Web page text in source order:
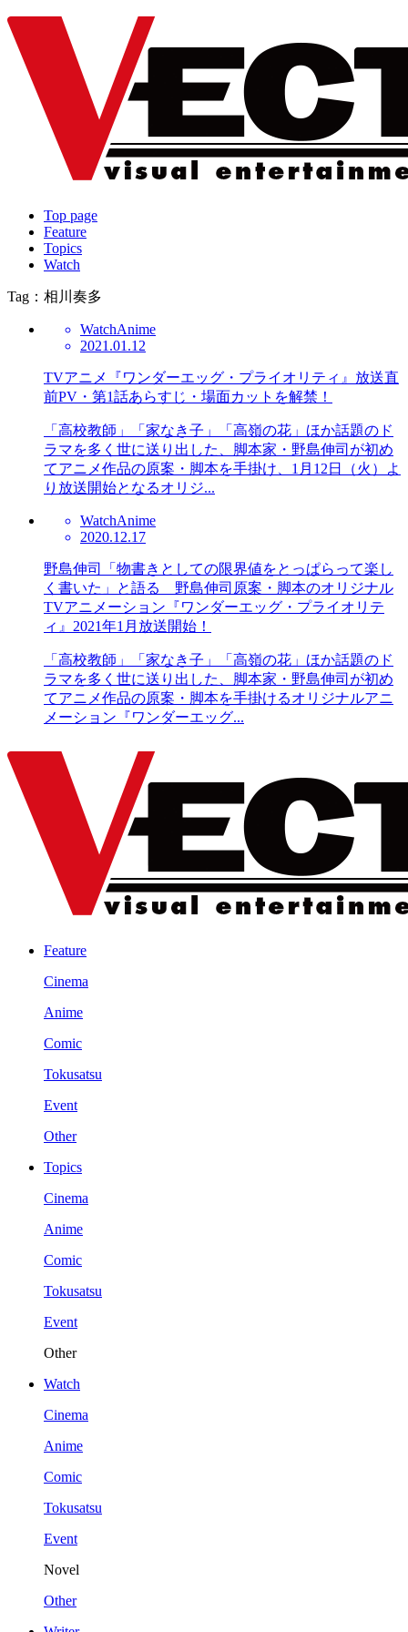
Top page
Feature
Topics
Watch
Tag：相川奏多
WatchAnime
2021.01.12
TVアニメ『ワンダーエッグ・プライオリティ』放送直
前PV・第1話あらすじ・場面カットを解禁！
「高校教師」「家なき子」「高嶺の花」ほか話題のド
ラマを多く世に送り出した、脚本家・野島伸司が初め
てアニメ作品の原案・脚本を手掛け、1月12日（火）よ
り放送開始となるオリジ...
WatchAnime
2020.12.17
野島伸司「物書きとしての限界値をとっぱらって楽し
く書いた」と語る 野島伸司原案・脚本のオリジナル
TVアニメーション『ワンダーエッグ・プライオリテ
ィ』2021年1月放送開始！
「高校教師」「家なき子」「高嶺の花」ほか話題のド
ラマを多く世に送り出した、脚本家・野島伸司が初め
てアニメ作品の原案・脚本を手掛けるオリジナルアニ
メーション『ワンダーエッグ...
Feature
Cinema
Anime
Comic
Tokusatsu
Event
Other
Topics
Cinema
Anime
Comic
Tokusatsu
Event
Other
Watch
Cinema
Anime
Comic
Tokusatsu
Event
Novel
Other